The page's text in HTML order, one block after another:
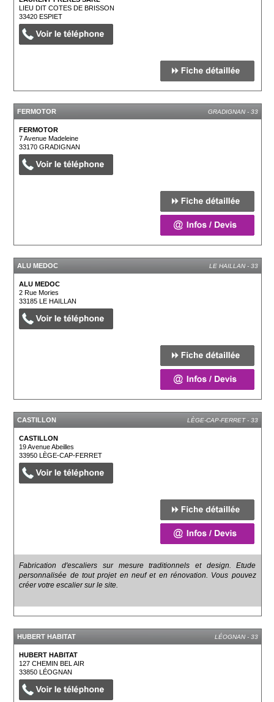
LIEU DIT COTES DE BRISSON
33420ESPIET
FERMOTOR GRADIGNAN - 33
FERMOTOR
7 Avenue Madeleine
33170GRADIGNAN
ALU MEDOC LE HAILLAN - 33
ALU MEDOC
2 Rue Mories
33185LE HAILLAN
CASTILLON LÈGE-CAP-FERRET - 33
CASTILLON
19 Avenue Abeilles
33950LÈGE-CAP-FERRET
Fabrication d'escaliers sur mesure traditionnels et design. Etude
personnalisée de tout projet en neuf et en rénovation. Vous pouvez
créer votre escalier sur le site.
HUBERT HABITAT LÉOGNAN - 33
HUBERT HABITAT
127 CHEMIN BEL AIR
33850LÉOGNAN